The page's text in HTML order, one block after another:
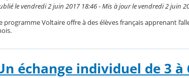
le vendredi 2 juin 2017 18:46 - Mis à jour le vendredi 2 juin
programme Voltaire offre à des élèves français apprenant
échange individuel de 3